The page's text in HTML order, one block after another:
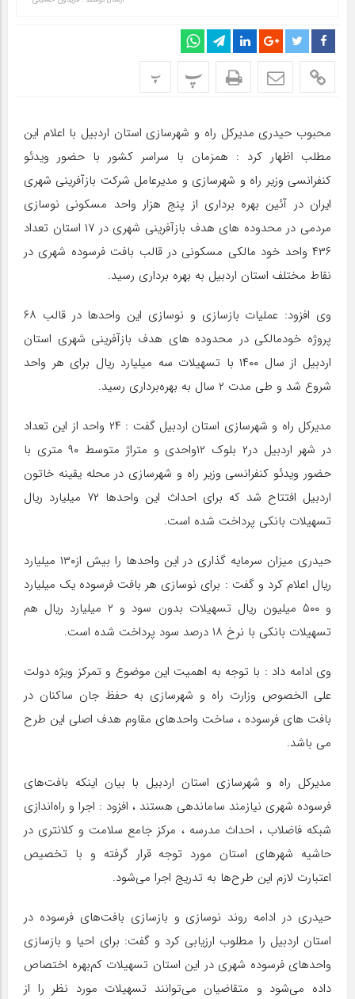
پ پ
محبوب حیدری مدیرکل راه و شهرسازی استان اردبیل با اعلام این
مطلب اظهار کرد : همزمان با سراسر کشور با حضور ویدئو
کنفرانسی وزیر راه و شهرسازی و مدیرعامل شرکت بازآفرینی شهری
ایران در آئین بهره برداری از پنج هزار واحد مسکونی نوسازی
مردمی در محدوده های هدف بازآفرینی شهری در ۱۷ استان تعداد
۴۳۶ واحد خود مالکی مسکونی در قالب بافت فرسوده شهری در
نقاط مختلف استان اردبیل به بهره برداری رسید.
وی افزود: عملیات بازسازی و نوسازی این واحدها در قالب ۶۸
پروژه خودمالکی در محدوده های هدف بازآفرینی شهری استان
اردبیل از سال ۱۴۰۰ با تسهیلات سه میلیارد ریال برای هر واحد
شروع شد و طی مدت ۲ سال به بهره‌برداری رسید.
مدیرکل راه و شهرسازی استان اردبیل گفت : ۲۴ واحد از این تعداد
در شهر اردبیل در۲ بلوک ۱۲واحدی و متراژ متوسط ۹۰ متری با
حضور ویدئو کنفرانسی وزیر راه و شهرسازی در محله یقینه خاتون
اردبیل افتتاح شد که برای احداث این واحدها ۷۲ میلیارد ریال
تسهیلات بانکی پرداخت شده است.
حیدری میزان سرمایه گذاری در این واحدها را بیش از۱۳۰ میلیارد
ریال اعلام کرد و گفت : برای نوسازی هر بافت فرسوده یک میلیارد
و ۵۰۰ میلیون ریال تسهیلات بدون سود و ۲ میلیارد ریال هم
تسهیلات بانکی با نرخ ۱۸ درصد سود پرداخت شده است.
وی ادامه داد : با توجه به اهمیت این موضوع و تمرکز ویژه دولت
علی الخصوص وزارت راه و شهرسازی به حفظ جان ساکنان در
بافت های فرسوده ، ساخت واحدهای مقاوم هدف اصلی این طرح
می باشد.
مدیرکل راه ‌و شهرسازی استان اردبیل با بیان اینکه بافت‌های
فرسوده شهری نیازمند ساماندهی هستند ، افزود : اجرا و راه‌اندازی
شبکه فاضلاب ، احداث مدرسه ، مرکز جامع سلامت و کلانتری در
حاشیه شهرهای استان مورد توجه قرار گرفته و با تخصیص
اعتبارت لازم این طرح‌ها به تدریج اجرا می‌شود.
حیدری در ادامه روند نوسازی و بازسازی بافت‌های فرسوده در
استان اردبیل را مطلوب ارزیابی کرد و گفت: برای احیا و بازسازی
واحدهای فرسوده شهری در این استان تسهیلات کم‌بهره اختصاص
داده می‌شود و متقاضیان می‌توانند تسهیلات مورد نظر را از